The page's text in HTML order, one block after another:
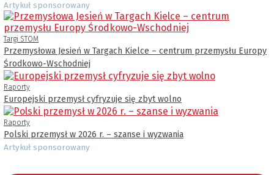
Artykuł sponsorowany
Targi STOM
Przemysłowa Jesień w Targach Kielce – centrum przemysłu Europy
Środkowo-Wschodniej
Raporty
Europejski przemysł cyfryzuje się zbyt wolno
Raporty
Polski przemysł w 2026 r. – szanse i wyzwania
Artykuł sponsorowany